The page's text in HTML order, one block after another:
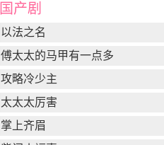
国产剧
以法之名
傅太太的马甲有一点多
攻略冷少主
太太太厉害
掌上齐眉